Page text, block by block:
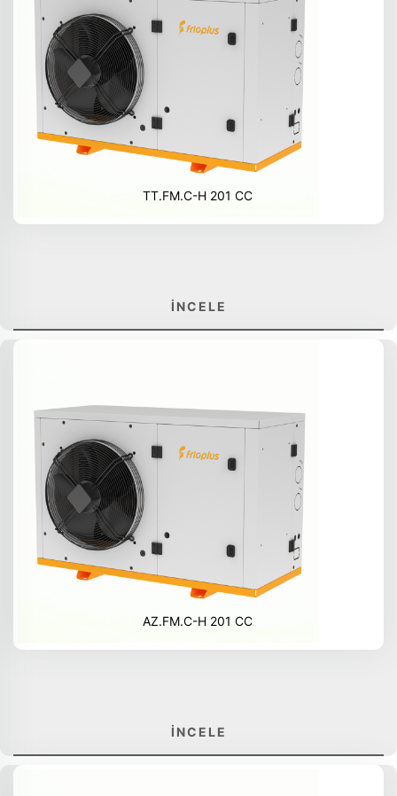
TT.FM.C-H 201 CC
İNCELE
AZ.FM.C-H 201 CC
İNCELE